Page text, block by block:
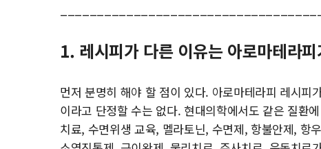
1. 레시피가 다른 이유는 아로마테라
먼저 분명히 해야 할 점이 있다. 아로마테라피 레시피
이라고 단정할 수는 없다. 현대의학에서도 같은 질환
치료, 수면위생 교육, 멜라토닌, 수면제, 항불안제, 항